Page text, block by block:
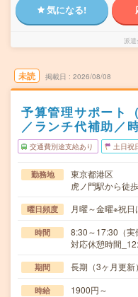
気になる!
派遣
未読 掲載日 2026/08/08
予算管理サポート
／ランチ代補助／
交通費別途支給あり 土日祝
勤務地
東京都港区
虎ノ門駅から徒
曜日頻度 月曜～金曜※祝
時間
8:30～17:30（実
対応休憩時間
期間 長期（3ヶ月更新）
時給 1900円～